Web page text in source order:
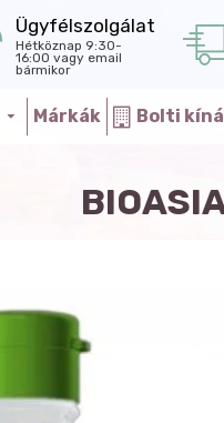
Ügyfélszolgálat
Hétköznap 9:30-
16:00 vagy email
bármikor
Márkák Bolti